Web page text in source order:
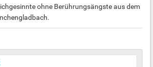
ohne Berührungsängste aus dem